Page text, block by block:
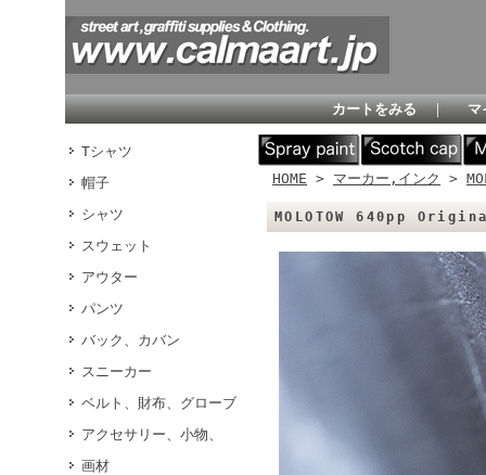
カートをみる ｜ マ
Tシャツ
帽子
シャツ
スウェット
アウター
パンツ
バック、カバン
スニーカー
ベルト、財布、グローブ
アクセサリー、小物、
画材
HOME > マーカー,インク >
MOLOTOW 640pp